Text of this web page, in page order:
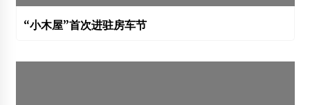
“小木屋”首次进驻房车节